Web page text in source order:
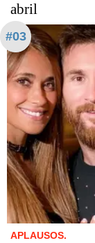
abril
#03
APLAUSOS.